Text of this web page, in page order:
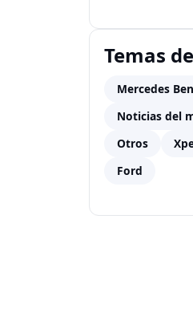
Temas
Mercedes
Noticias del
Otros
Ford